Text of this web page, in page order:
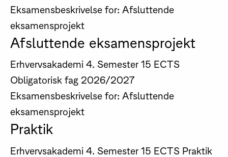
Eksamensbeskrivelse for: Afsluttende
eksamensprojekt
Afsluttende eksamensprojekt
Erhvervsakademi 4. Semester 15 ECTS
Obligatorisk fag 2026/2027
Eksamensbeskrivelse for: Afsluttende
eksamensprojekt
Praktik
Erhvervsakademi 4. Semester 15 ECTS Praktik